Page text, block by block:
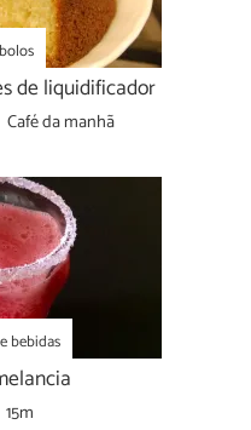
de liquidificador
Café da manhã
bebidas
15m